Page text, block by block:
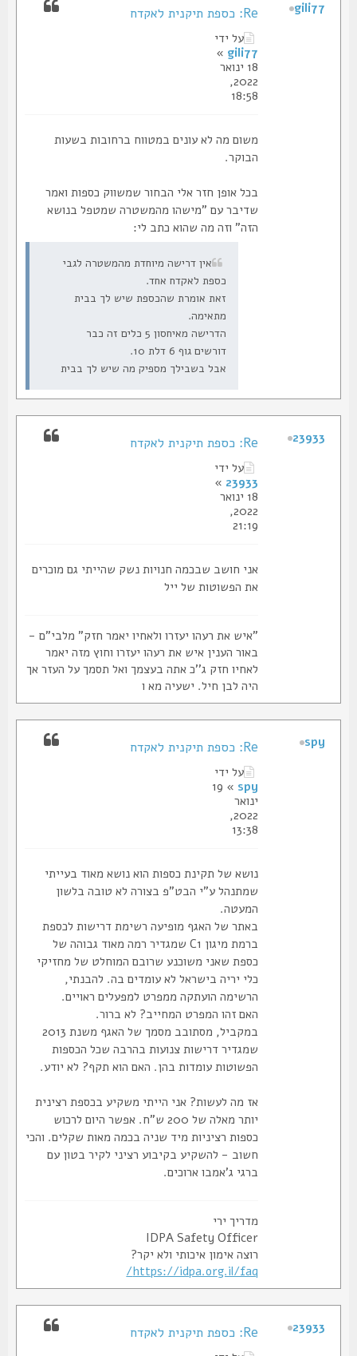
על ידי
gili77
»
18 ינואר
2022,
18:58
משום מה לא עונים במטווח ברחובות בשעות
הבוקר.
בכל אופן חזר אלי הבחור שמשווק כספות ואמר
שדיבר עם "מישהו מהמשטרה שמטפל בנושא
הזה" וזה מה שהוא כתב לי:
אין דרישה מיוחדת מהמשטרה לגבי
כספת לאקדח אחד.
זאת אומרת שהכספת שיש לך בבית
מתאימה.
הדרישה מאיחסון 5 כלים זה כבר
דורשים גוף 6 דלת 10.
אבל בשבילך מספיק מה שיש לך בבית
gili77
על ידי
23933
»
18 ינואר
2022,
21:19
אני חושב שבכמה חנויות נשק שהייתי גם מוכרים
את הפשוטות של ייל
"איש את רעהו יעזרו ולאחיו יאמר חזק" מלבי"ם -
באור הענין איש את רעהו יעזרו וחוץ מזה יאמר
לאחיו חזק ג''כ אתה בעצמך ואל תסמך על העזר אך
היה לבן חיל. ישעיה מא ו
23933
על ידי
» 19
2022,
13:38
נושא של תקינת כספות הוא נושא מאוד בעייתי
שמתנהל ע"י הבט"פ בצורה לא טובה בלשון
המעטה.
באתר של האגף מופיעה רשימת דרישות לכספת
ברמת מיגון C1 שמגדיר רמה מאוד גבוהה של
כספת שאני משוכנע שרובם המוחלט של מחזיקי
כלי יריה בישראל לא עומדים בה. להבנתי,
הרשימה הועתקה ממפרט למפעלים ראויים.
האם זהו המפרט המחייב? לא ברור.
במקביל, מסתובב מסמך של האגף משנת 2013
שמגדיר דרישות צנועות בהרבה שכל הכספות
הפשוטות עומדות בהן. האם הוא תקף? לא יודע.
אז מה לעשות? אני הייתי משקיע בכספת רצינית
יותר מאלה של 200 ש"ח. אפשר היום לרכוש
כספות רציניות מיד שניה בכמה מאות שקלים. והכי
חשוב - להשקיע בקיבוע רציני לקיר בטון עם
ברגי ג'אמבו ארוכים.
מדריך ירי
IDPA Safety Officer
רוצה אימון איכותי ולא יקר?
https://idpa.org.il/faq/
23933